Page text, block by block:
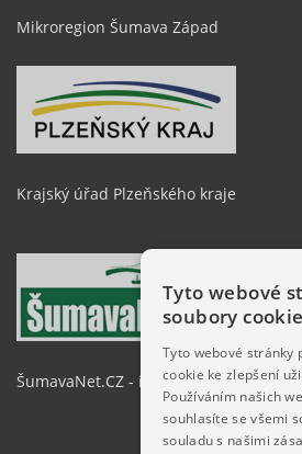
Mikroregion Šumava Západ
Krajský úřad Plzeňského kraje
ŠumavaNet.CZ - informace o regionu
Tyto webové
soubory
Tyto webové stránky
cookie ke zlepšení
Používáním našich
souhlasíte se všemi
souladu s našimi